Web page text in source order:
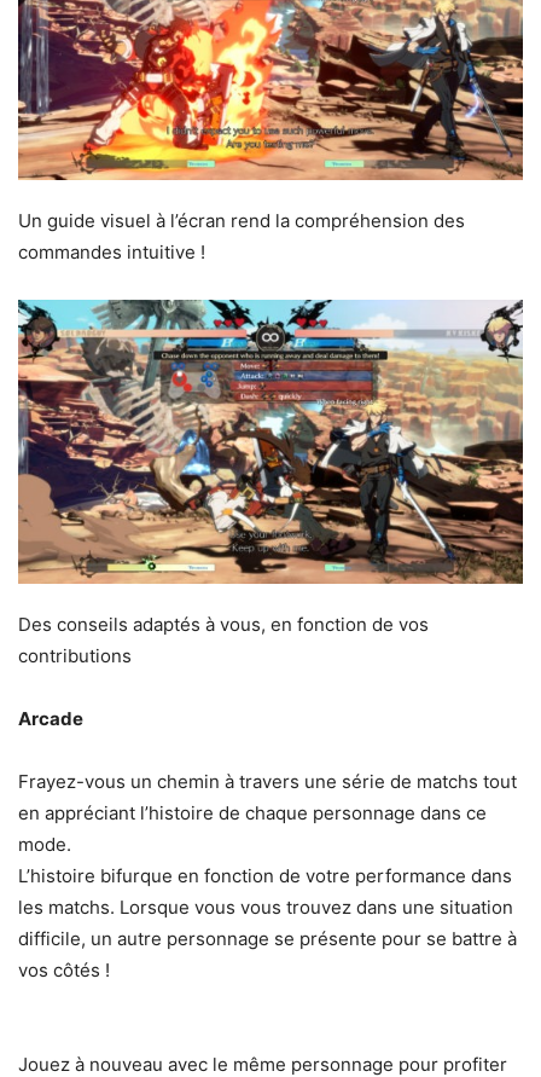
Un guide visuel à l’écran rend la compréhension des
commandes intuitive !
Des conseils adaptés à vous, en fonction de vos
contributions
Arcade
Frayez-vous un chemin à travers une série de matchs tout
en appréciant l’histoire de chaque personnage dans ce
mode.
L’histoire bifurque en fonction de votre performance dans
les matchs. Lorsque vous vous trouvez dans une situation
difficile, un autre personnage se présente pour se battre à
vos côtés !
Jouez à nouveau avec le même personnage pour profiter